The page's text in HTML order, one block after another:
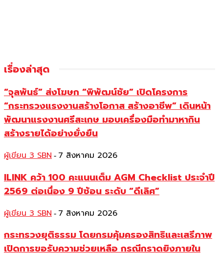
เรื่องล่าสุด
“จุลพันธ์” ส่งโฆษก “พิพัฒน์ชัย” เปิดโครงการ
“กระทรวงแรงงานสร้างโอกาส สร้างอาชีพ” เดินหน้า
พัฒนาแรงงานศรีสะเกษ มอบเครื่องมือทำมาหากิน
สร้างรายได้อย่างยั่งยืน
ผู้เขียน 3 SBN - 7 สิงหาคม 2026
ILINK คว้า 100 คะแนนเต็ม AGM Checklist ประจำปี
2569 ต่อเนื่อง 9 ปีซ้อน ระดับ “ดีเลิศ”
ผู้เขียน 3 SBN - 7 สิงหาคม 2026
กระทรวงยุติธรรม โดยกรมคุ้มครองสิทธิและเสรีภาพ
เปิดการขอรับความช่วยเหลือ กรณีกราดยิงภายใน